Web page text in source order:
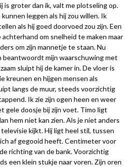
is groter dan ik, valt me plotseling op.
leggen als hij zou willen. Ik
als hij goed doorvoed zou zijn. Een
om snelheid te maken maar
om zijn mannetje te staan. Nu
beantwoordt mijn waarschuwing met
sluipt hij de kamer in. De vloer is
kreunen en hijgen mensen als
langs de muur, steeds voorzichtig
Ik zie zijn ogen heen en weer
gele doosje bij zijn voet. Timo ligt
hem niet kan zien. Als je niet anders
kijkt. Hij ligt heel stil, tussen
af gegooid heeft. Centimeter voor
richting van de bank. Voorzichtig
een klein stukje naar voren. Zijn oren